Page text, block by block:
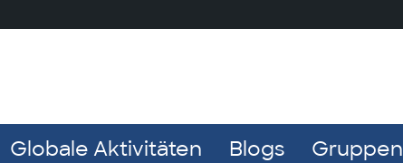
Globale Aktivitäten Blogs Gruppen